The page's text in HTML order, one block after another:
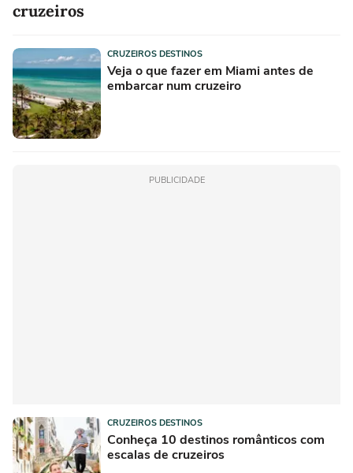
cruzeiros
CRUZEIROS DESTINOS
Veja o que fazer em Miami antes de
embarcar num cruzeiro
PUBLICIDADE
CRUZEIROS DESTINOS
Conheça 10 destinos românticos com
escalas de cruzeiros